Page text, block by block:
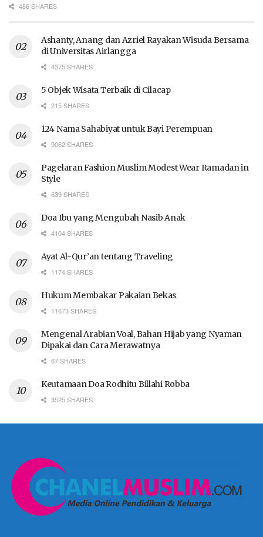
486 SHARES
Ashanty, Anang dan Azriel Rayakan Wisuda Bersama
di Universitas Airlangga
4375 SHARES
5 Objek Wisata Terbaik di Cilacap
215 SHARES
124 Nama Sahabiyat untuk Bayi Perempuan
9062 SHARES
Pagelaran Fashion Muslim Modest Wear Ramadan in
Style
639 SHARES
Doa Ibu yang Mengubah Nasib Anak
4104 SHARES
Ayat Al-Qur’an tentang Traveling
1174 SHARES
Hukum Membakar Pakaian Bekas
11673 SHARES
Mengenal Arabian Voal, Bahan Hijab yang Nyaman
Dipakai dan Cara Merawatnya
67 SHARES
Keutamaan Doa Rodhitu Billahi Robba
3525 SHARES